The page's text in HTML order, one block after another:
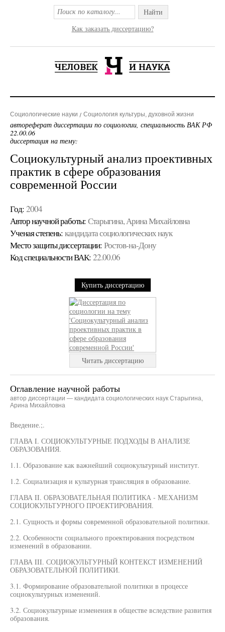
Найти
Как заказать диссертацию?
Социологические науки Социология культуры, духовной жизни
автореферат диссертации по социологии, специальность ВАК РФ
22.00.06
диссертация на тему:
Социокультурный анализ проективных
практик в сфере образования
современной России
Год: 2004
Автор научной работы: Старыгина, Арина Михайловна
Ученая cтепень: кандидата социологических наук
Место защиты диссертации: Ростов-на-Дону
Код cпециальности ВАК: 22.00.06
Купить диссертацию
Читать диссертацию
Оглавление научной работы
автор диссертации — кандидата социологических наук Старыгина,
Арина Михайловна
Введение.;.
ГЛАВА I. СОЦИОКУЛЬТУРНЫЕ ПОДХОДЫ В АНАЛИЗЕ
ОБРАЗОВАНИЯ.
1.1. Образование как важнейший социокультурный институт.
1.2. Социализация и культурная трансляция в образование.
ГЛАВА II. ОБРАЗОВАТЕЛЬНАЯ ПОЛИТИКА - МЕХАНИЗМ
СОЦИОКУЛЬТУРНОГО ПРОЕКТИРОВАНИЯ.
2.1. Сущность и формы современной образовательной политики.
2.2. Особенности социального проектирования посредством
изменений в образовании.
ГЛАВА III. СОЦИОКУЛЬТУРНЫЙ КОНТЕКСТ ИЗМЕНЕНИЙ
ОБРАЗОВАТЕЛЬНОЙ ПОЛИТИКИ.
3.1. Формирование образовательной политики в процессе
социокультурных изменений.
3.2. Социокультурные изменения в обществе вследствие развития
образования.